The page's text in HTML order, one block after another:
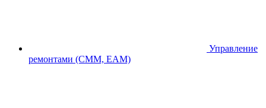
Управление
ремонтами (CMM, EAM)